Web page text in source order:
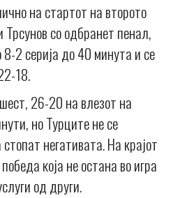
на стартот на второто
со одбранет пенал,
2 серија до 40 минута и се
18.
26-20 на влезот на
но Турците не се
негативата. На крајот
која не остана во игра
од други.